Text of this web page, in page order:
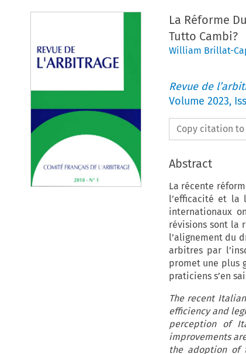
La Réforme
Tutto Cambi?
William Brillat-
Revue de
Volume 2023,
Copy citation
Abstract
La récente
l’efficacité et la
internationaux
révisions sont la
l’alignement du
arbitres par
promet une plus
praticiens s’en
The recent
efficiency and
perception of
improvements
the adoption of